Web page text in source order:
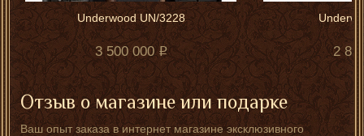
Underwood UN/3228
3 500 000 2
Отзыв о магазине или подарке
Ваш опыт заказа в интернет магазине эксклюзивного